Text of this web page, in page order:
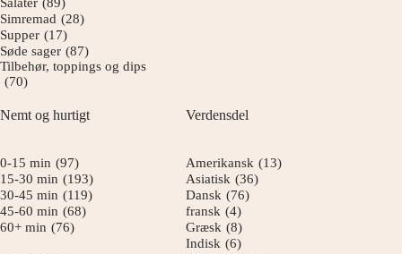
Simremad (28)
Supper (17)
Søde sager (87)
Tilbehør, toppings og dips
(70)
Nemt og hurtigt
0-15 min (97)
15-30 min (193)
30-45 min (119)
45-60 min (68)
60+ min (76)
Verdensdel
Amerikansk (13)
Asiatisk (36)
Dansk (76)
fransk (4)
Græsk (8)
Indisk (6)